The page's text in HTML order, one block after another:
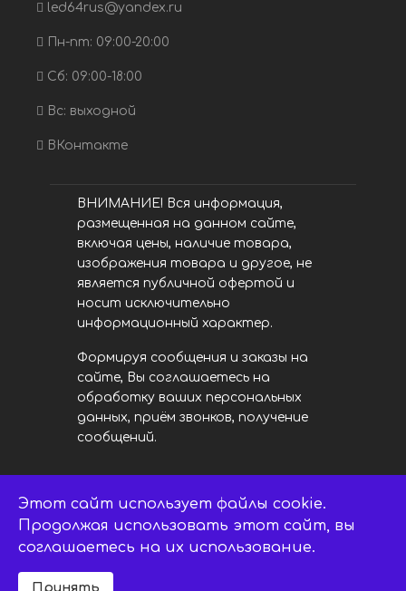
led64rus@yandex.ru
Пн-пт: 09:00-20:00
Сб: 09:00-18:00
Вс: выходной
ВКонтакте
ВНИМАНИЕ! Вся информация,
размещенная на данном сайте,
включая цены, наличие товара,
изображения товара и другое, не
является публичной офертой и
носит исключительно
информационный характер.
Формируя сообщения и заказы на
сайте, Вы соглашаетесь на
обработку ваших персональных
данных, приём звонков, получение
сообщений.
LED центр. © 2014 - 2026
ledsaratov.ru. Все права защищены.
Этот сайт использует файлы cookie.
Продолжая использовать этот сайт, вы
соглашаетесь на их использование.
Принять